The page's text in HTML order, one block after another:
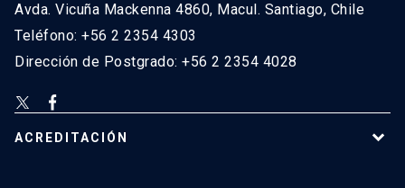
Avda. Vicuña Mackenna 4860, Macul. Santiago, Chile
Teléfono: +56 2 2354 4303
Dirección de Postgrado: +56 2 2354 4028
ACREDITACIÓN